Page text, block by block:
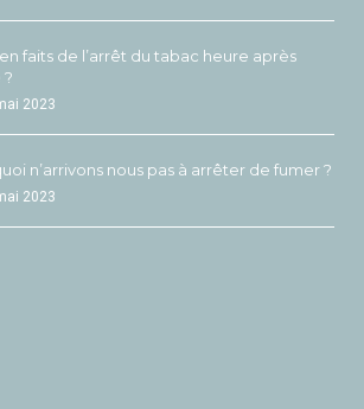
faits de l’arrêt du tabac heure après
2023
n’arrivons nous pas à arrêter de fumer ?
2023